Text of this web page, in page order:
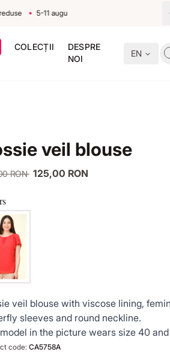
5-11 august
COLECȚII
DESPRE
NOI
EN
veil blouse
RON 125,00 RON
veil blouse with viscose lining,
sleeves and round neckline.
in the picture wears size 40
code: CA5758A